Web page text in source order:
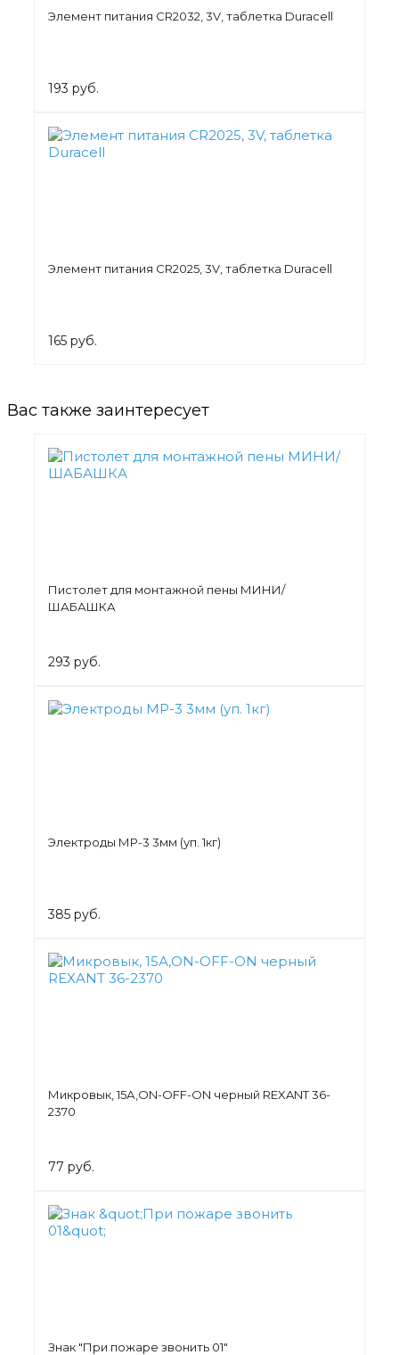
Элемент питания СR2032, 3V, таблетка Duracell
193 руб.
Элемент питания СR2025, 3V, таблетка Duracell
165 руб.
Вас также заинтересует
Пистолет для монтажной пены МИНИ/
ШАБАШКА
293 руб.
Электроды МР-3 3мм (уп. 1кг)
385 руб.
Микровык, 15А,ON-OFF-ON черный REXANT 36-
2370
77 руб.
Знак "При пожаре звонить 01"